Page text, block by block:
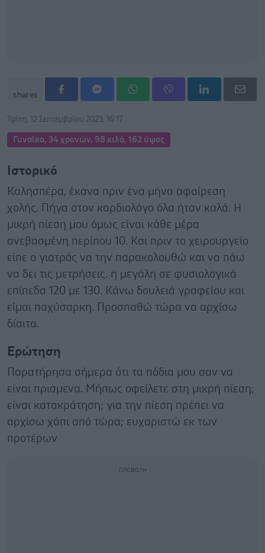
shares
Τρίτη, 12 Σεπτεμβρίου 2023, 16:17
Γυναίκα, 34 χρονών, 98 κιλά, 162 ύψος
Ιστορικό
Καλησπέρα, έκανα πριν ένα μήνα αφαίρεση
χολής. Πήγα στον καρδιολόγο όλα ήταν καλά. Η
μικρή πίεση μου όμως είναι κάθε μέρα
ανεβασμένη περίπου 10. Και πριν το χειρουργείο
είπε ο γιατρός να την παρακολουθώ και να πάω
να δει τις μετρήσεις. η μεγάλη σε φυσιολογικά
επίπεδα 120 με 130. Κάνω δουλειά γραφείου και
είμαι παχύσαρκη. Προσπαθώ τώρα να αρχίσω
δίαιτα.
Ερώτηση
Παρατήρησα σήμερα ότι τα πόδια μου σαν να
είναι πρισμενα. Μήπως οφείλετε στη μικρή πίεση;
είναι κατακράτηση; για την πίεση πρέπει να
αρχίσω χάπι από τώρα; ευχαριστώ εκ των
προτέρων